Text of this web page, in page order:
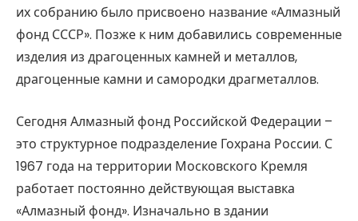
их собранию было присвоено название «Алмазный
фонд СССР». Позже к ним добавились современные
изделия из драгоценных камней и металлов,
драгоценные камни и самородки драгметаллов.
Сегодня Алмазный фонд Российской Федерации –
это структурное подразделение Гохрана России. С
1967 года на территории Московского Кремля
работает постоянно действующая выставка
«Алмазный фонд». Изначально в здании